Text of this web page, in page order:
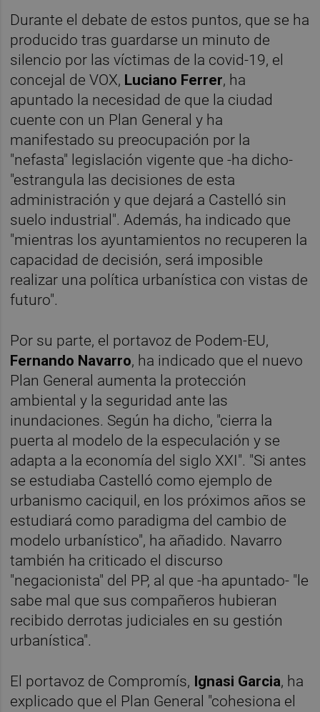
Durante el debate de estos puntos, que se ha
producido tras guardarse un minuto de
silencio por las víctimas de la covid-19, el
concejal de VOX, Luciano Ferrer, ha
apuntado la necesidad de que la ciudad
cuente con un Plan General y ha
manifestado su preocupación por la
"nefasta" legislación vigente que -ha dicho-
"estrangula las decisiones de esta
administración y que dejará a Castelló sin
suelo industrial". Además, ha indicado que
"mientras los ayuntamientos no recuperen la
capacidad de decisión, será imposible
realizar una política urbanística con vistas de
futuro".
Por su parte, el portavoz de Podem-EU,
Fernando Navarro, ha indicado que el nuevo
Plan General aumenta la protección
ambiental y la seguridad ante las
inundaciones. Según ha dicho, "cierra la
puerta al modelo de la especulación y se
adapta a la economía del siglo XXI". "Si antes
se estudiaba Castelló como ejemplo de
urbanismo caciquil, en los próximos años se
estudiará como paradigma del cambio de
modelo urbanístico", ha añadido. Navarro
también ha criticado el discurso
"negacionista" del PP, al que -ha apuntado- "le
sabe mal que sus compañeros hubieran
recibido derrotas judiciales en su gestión
urbanística".
El portavoz de Compromís, Ignasi Garcia, ha
explicado que el Plan General "cohesiona el